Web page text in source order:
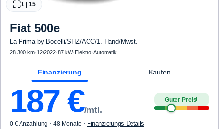
1 15
Fiat 500e
La Prima by Bocelli/SHZ/ACC/1. Hand/Mwst.
28.300 km· 12/2022·87 kW· Elektro·Automatik
Finanzierung Kaufen
187 €/mtl.
Guter Preis4
0 € Anzahlung · 48 Monate · Finanzierungs-Details